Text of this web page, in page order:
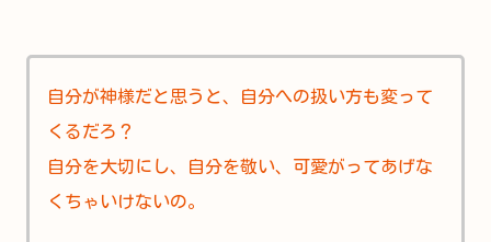
自分が神様だと思うと、自分への扱い方も変って
くるだろ？
自分を大切にし、自分を敬い、可愛がってあげな
くちゃいけないの。